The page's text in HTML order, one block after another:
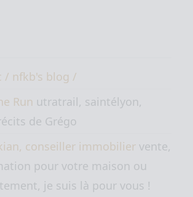
/ nfkb's blog /
Run utratrail, saintélyon,
de Grégo
conseiller immobilier vente,
pour votre maison ou
je suis là pour vous !